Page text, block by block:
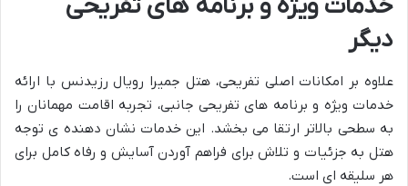
خدمات ویژه و برنامه های تفریحی
دیگر
علاوه بر امکانات اصلی تفریحی، هتل جمیرا رویال رزیدنس با ارائه
خدمات ویژه و برنامه های تفریحی جانبی، تجربه اقامت مهمانان را
به سطحی بالاتر ارتقا می بخشد. این خدمات نشان دهنده ی توجه
هتل به جزئیات و تلاش برای فراهم آوردن آسایش و رفاه کامل برای
هر سلیقه ای است.